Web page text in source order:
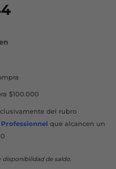
El
$100.000
del rubro
Professionnel que alcancen un
disponibilidad de saldo.